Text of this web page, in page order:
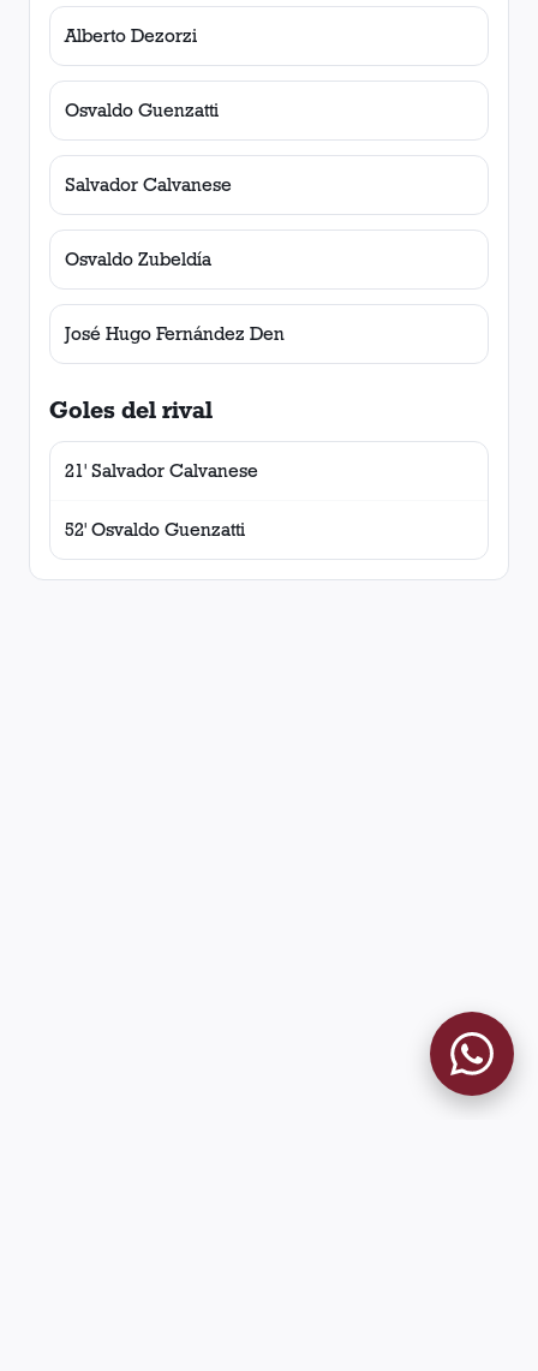
Alberto Dezorzi
Osvaldo Guenzatti
Salvador Calvanese
Osvaldo Zubeldía
José Hugo Fernández Den
Goles del rival
21' Salvador Calvanese
52' Osvaldo Guenzatti